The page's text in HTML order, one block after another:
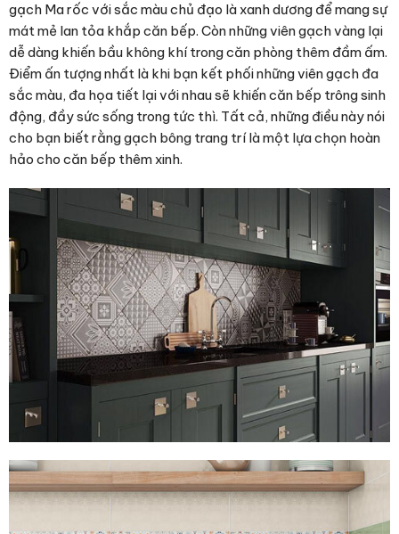
gạch Ma rốc với sắc màu chủ đạo là xanh dương để mang sự
mát mẻ lan tỏa khắp căn bếp. Còn những viên gạch vàng lại
dễ dàng khiến bầu không khí trong căn phòng thêm đầm ấm.
Điểm ấn tượng nhất là khi bạn kết phối những viên gạch đa
sắc màu, đa họa tiết lại với nhau sẽ khiến căn bếp trông sinh
động, đầy sức sống trong tức thì. Tất cả, những điều này nói
cho bạn biết rằng gạch bông trang trí là một lựa chọn hoàn
hảo cho căn bếp thêm xinh.